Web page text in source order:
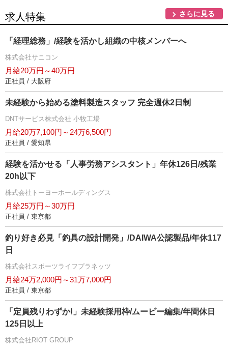
求人特集 さらに見る
「経理総務」/経験を活かし組織の中核メンバーへ
株式会社サニコン
月給20万円～40万円
正社員 / 大阪府
未経験から始める塗料製造スタッフ 完全週休2日制
DNTサービス株式会社 小牧工場
月給20万7,100円～24万6,500円
正社員 / 愛知県
経験を活かせる「人事労務アシスタント」年休126日/残業
20h以下
株式会社トーヨーホールディングス
月給25万円～30万円
正社員 / 東京都
釣り好き必見「釣具の設計開発」/DAIWA公認製品/年休117
日
株式会社スポーツライフプラネッツ
月給24万2,000円～31万7,000円
正社員 / 東京都
「定員残りわずか!」未経験採用枠/ムービー編集/年間休日
125日以上
株式会社RIOT GROUP